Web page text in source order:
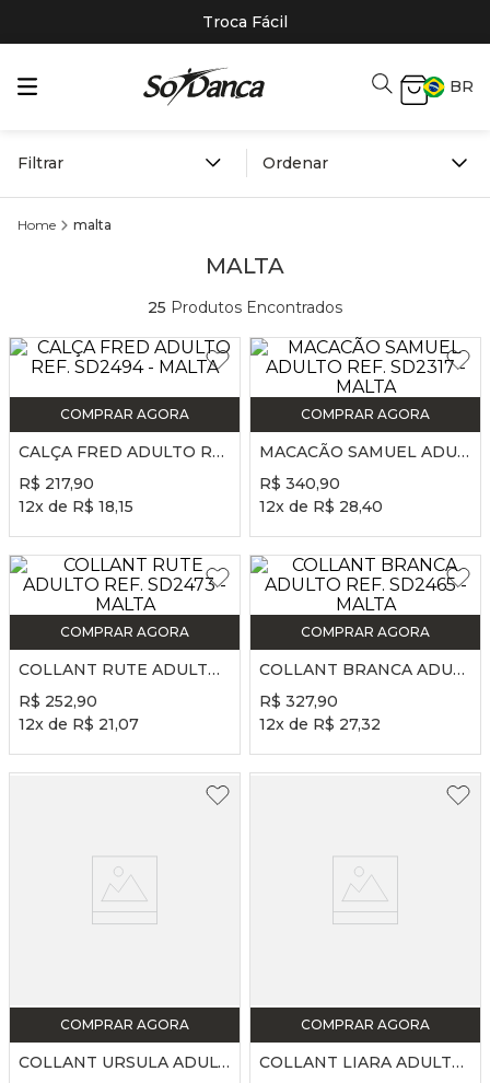
Troca Fácil
BR
Filtrar
malta
MALTA
25 Produtos Encontrados
COMPRAR AGORA
CALÇA FRED ADULTO REF. SD2494 - MALTA
R$ 217,90
12x de R$ 18,15
COMPRAR AGORA
MACACÃO SAMUEL ADULTO REF. SD2317 - MALTA
R$ 340,90
12x de R$ 28,40
COMPRAR AGORA
COLLANT RUTE ADULTO REF. SD2473 - MALTA
R$ 252,90
12x de R$ 21,07
COMPRAR AGORA
COLLANT BRANCA ADULTO REF. SD2465 - MALTA
R$ 327,90
12x de R$ 27,32
COMPRAR AGORA
COLLANT URSULA ADULTO REF. SD2471 - MALTA
COMPRAR AGORA
COLLANT LIARA ADULTO REF. SD2468 - MALTA